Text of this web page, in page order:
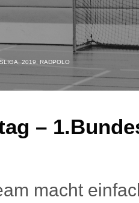
2019 RADPOLO
–
macht